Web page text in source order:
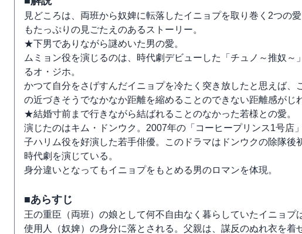
見どころは、両班から奴婢に転落したイニョプを取り巻く2つの
もたっぷりの見ごたえのあるストーリー。
★下男でありながら謎めいた男の愛。
ムミョン役を演じるのは、時代劇デビューした「チュノ～推奴
るオ・ジホ。
かつて自分をさげすんだイニョプを冷たく突き放したと思えば、
の近づきそうでなかなか距離を縮めることのできない距離感がじ
★結婚寸前まで行きながら結ばれることのなかった若様との愛。
演じたのはキム・ドンウク。2007年の「コーヒープリンス1号店
子ハリム役を好演した若手俳優。このドラマはドンウクの除隊
時代劇を演じている。
身分違いとなってもイニョプをもとめる男のロマンを体現。
■あらすじ
王の重臣（両班）の娘として何不自由なく暮らしていたイニョ
使用人（奴婢）の身分に落とされる。父親は、謀反のぬれ衣を着